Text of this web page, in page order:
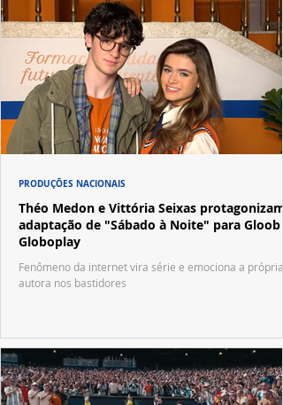
Théo Medon e Vittória Seixas protagonizam
adaptação de "Sábado à Noite" para Gloob e
Globoplay
Fenômeno da internet vira série e emociona a própria
autora nos bastidores
PRODUÇÕES NACIONAIS